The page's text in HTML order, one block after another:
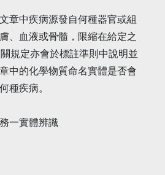
章中疾病源發自何種器官或組
、血液或骨髓，限縮在給定之
規定亦會於標註準則中說明並
中的化學物質命名實體是否會
種疾病。
一實體辨識